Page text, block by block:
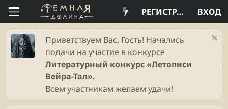
ВХОД
РЕГИСТРАЦИЯ
Приветствуем Вас, Гость! Начались
подачи на участие в конкурсе
Литературный конкурс «Летописи
Вейра-Тал».
Всем участникам желаем удачи!